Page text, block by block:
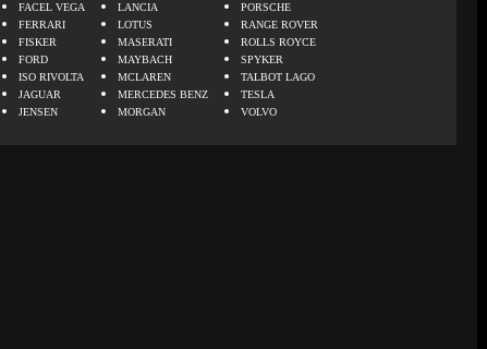
FACEL VEGA
FERRARI
FISKER
FORD
ISO RIVOLTA
JAGUAR
JENSEN
LANCIA
LOTUS
MASERATI
MAYBACH
MCLAREN
MERCEDES BENZ
MORGAN
PORSCHE
RANGE ROVER
ROLLS ROYCE
SPYKER
TALBOT LAGO
TESLA
VOLVO